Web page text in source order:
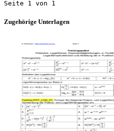
Zugehörige Unterlagen